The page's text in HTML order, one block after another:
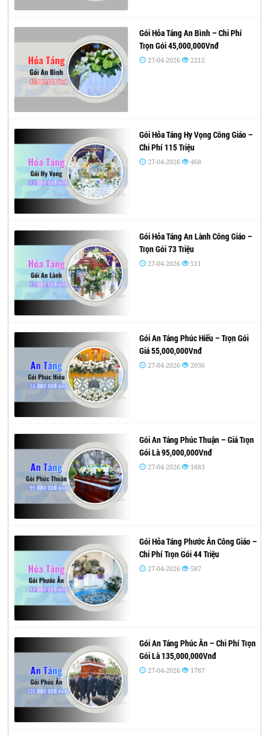
Gói Hỏa Táng An Bình – Chi Phí
Trọn Gói 45,000,000Vnđ
27-04-2026 2212
Gói Hỏa Táng Hy Vọng Công Giáo –
Chi Phí 115 Triệu
27-04-2026 468
Gói Hỏa Táng An Lành Công Giáo –
Trọn Gói 73 Triệu
27-04-2026 511
Gói An Táng Phúc Hiếu – Trọn Gói
Giá 55,000,000Vnđ
27-04-2026 2036
Gói An Táng Phúc Thuận – Giá Trọn
Gói Là 95,000,000Vnđ
27-04-2026 1683
Gói Hỏa Táng Phước Ân Công Giáo –
Chi Phí Trọn Gói 44 Triệu
27-04-2026 587
Gói An Táng Phúc Ân – Chi Phí Trọn
Gói Là 135,000,000Vnđ
27-04-2026 1787